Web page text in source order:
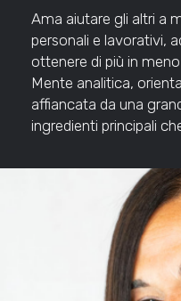
Ama aiutare gli altri a
personali e lavorativi,
ottenere di più in
Mente analitica,
affiancata da una
ingredienti principali